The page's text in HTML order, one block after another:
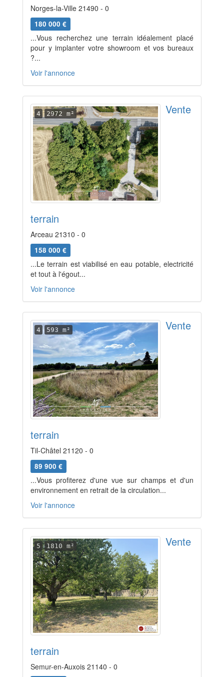
Norges-la-Ville 21490 - 0
180 000 €
...Vous recherchez une terrain idéalement placé
pour y implanter votre showroom et vos bureaux
?...
Voir l'annonce
4 2972 m² Vente
terrain
Arceau 21310 - 0
158 000 €
...Le terrain est viabilisé en eau potable, electricité
et tout à l'égout...
Voir l'annonce
4 593 m² Vente
terrain
Til-Châtel 21120 - 0
89 900 €
...Vous profiterez d'une vue sur champs et d'un
environnement en retrait de la circulation...
Voir l'annonce
5 1810 m² Vente
terrain
Semur-en-Auxois 21140 - 0